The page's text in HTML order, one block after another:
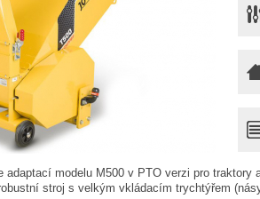
adaptací modelu M500 v PTO verzi pro traktory
stroj s velkým vkládacím trychtýřem